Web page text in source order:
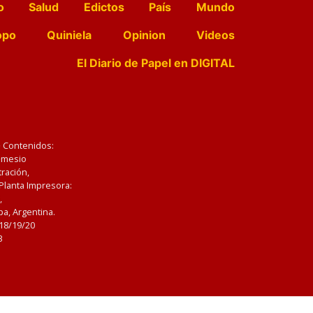
Salud Edictos País
Mundo
Quiniela Opinion
Videos
El Diario de Papel en DIGITAL
Impresora:
Argentina.
19/20